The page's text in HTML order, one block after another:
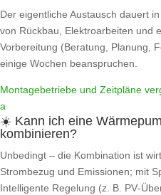
Der eigentliche Austausch dauert
von Rückbau, Elektroarbeiten und
Vorbereitung (Beratung, Planung,
einige Wochen beanspruchen.
Montagebetriebe und Zeitpläne
a
☀️ Kann ich eine
kombinieren?
Unbedingt – die Kombination ist
Strombezug und Emissionen; mit
Intelligente Regelung (z. B.